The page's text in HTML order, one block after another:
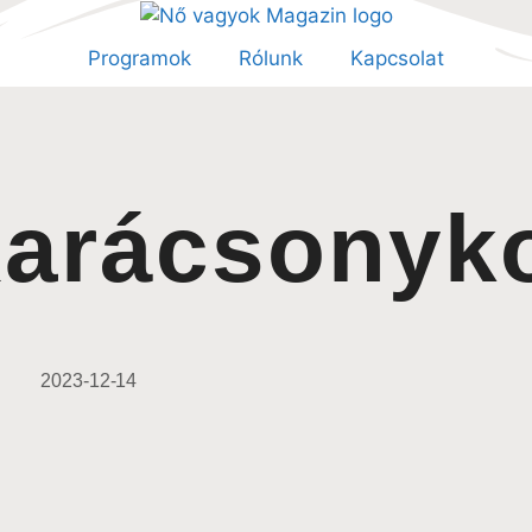
Programok Rólunk Kapcsolat
2023-12-14